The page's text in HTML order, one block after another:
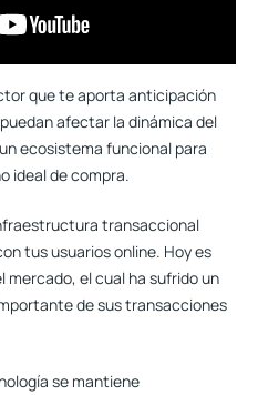
que te aporta anticipación
afectar la dinámica del
ecosistema funcional para
ideal de compra.
transaccional
tus usuarios online. Hoy es
el cual ha sufrido un
de sus transacciones
se mantiene